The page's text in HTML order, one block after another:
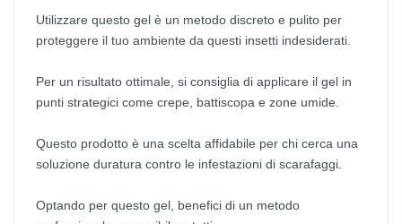
Utilizzare questo gel è un metodo discreto e pulito per
proteggere il tuo ambiente da questi insetti indesiderati.
Per un risultato ottimale, si consiglia di applicare il gel in
punti strategici come crepe, battiscopa e zone umide.
Questo prodotto è una scelta affidabile per chi cerca una
soluzione duratura contro le infestazioni di scarafaggi.
Optando per questo gel, benefici di un metodo